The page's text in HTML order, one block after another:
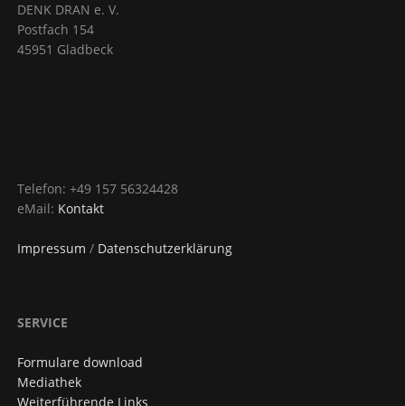
DENK DRAN e. V.
Postfach 154
45951 Gladbeck
Telefon: +49 157 56324428
eMail: Kontakt
Impressum / Datenschutzerklärung
SERVICE
Formulare download
Mediathek
Weiterführende Links